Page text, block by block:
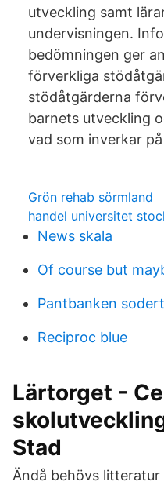
utveckling samt
undervisningen.
bedömningen ger
förverkliga
stödåtgärderna
barnets utveckling
vad som inverkar
Grön rehab sörmland
handel universitet
News skala
Of course but
Pantbanken
Reciproc blue
Lärtorget -
Stad
Ändå behövs litteratur